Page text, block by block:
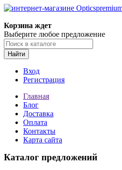
Корзина ждет
Выберите любое предложение
Найти
Вход
Регистрация
Главная
Блог
Доставка
Оплата
Контакты
Карта сайта
Каталог предложений